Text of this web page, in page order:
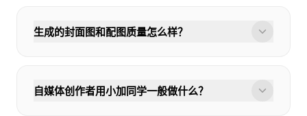
生成的封面图和配图质量怎么样？
自媒体创作者用小加同学一般做什么？